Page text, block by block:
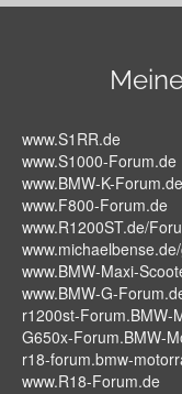
www.S1RR.de
www.S1000-Forum.de
www.BMW-K-Forum.de
www.F800-Forum.de
www.R1200ST.de/
www.BMW-Maxi-
www.BMW-G-
r1200st-Forum.BMW-
G650x-Forum.BMW-
r18-forum.bmw-
www.R18-Forum.de